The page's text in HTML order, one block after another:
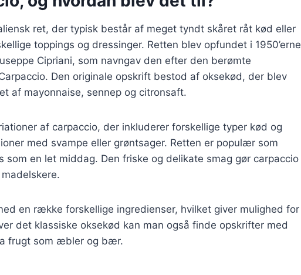
ret, der typisk består af meget tyndt skåret råt kød eller
toppings og dressinger. Retten blev opfundet i 1950’erne
Cipriani, som navngav den efter den berømte
Den originale opskrift bestod af oksekød, der blev
af mayonnaise, sennep og citronsaft.
af carpaccio, der inkluderer forskellige typer kød og
med svampe eller grøntsager. Retten er populær som
som en let middag. Den friske og delikate smag gør carpaccio
en række forskellige ingredienser, hvilket giver mulighed for
det klassiske oksekød kan man også finde opskrifter med
frugt som æbler og bær.